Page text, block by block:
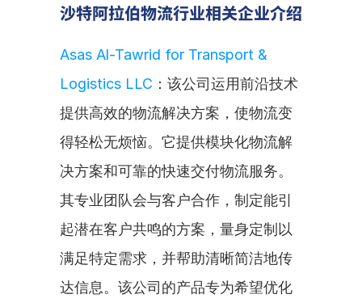
沙特阿拉伯物流行业相关企业介绍
Asas Al-Tawrid for Transport &
Logistics LLC ：该公司运用前沿技术
提供高效的物流解决方案，使物流变
得轻松无烦恼。它提供模块化物流解
决方案和可靠的快速交付物流服务。
其专业团队会与客户合作，制定能引
起潜在客户共鸣的方案，量身定制以
满足特定需求，并帮助清晰简洁地传
达信息。该公司的产品专为希望优化